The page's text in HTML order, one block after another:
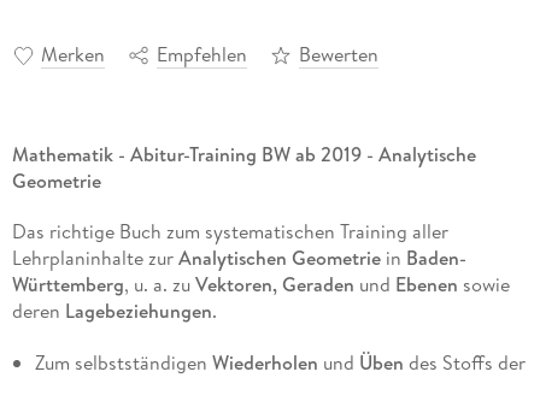
Merken Empfehlen Bewerten
Mathematik - Abitur-Training BW ab 2019 - Analytische
Geometrie
Das richtige Buch zum systematischen Training aller
Lehrplaninhalte zurAnalytischen Geometriein Baden-
Württemberg, u. a. zuVektoren, Geraden und Ebenen sowie
deren Lagebeziehungen.
Zum selbstständigen Wiederholen und Üben des Stoffs der